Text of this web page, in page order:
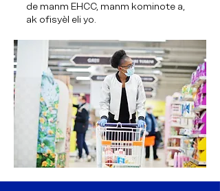
de manm EHCC, manm kominote a,
ak ofisyèl eli yo.